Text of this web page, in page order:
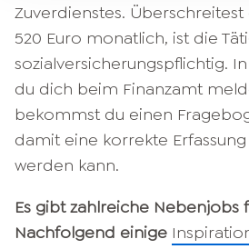
Zuverdienstes.
520 Euro monatlich, ist die
sozialversicherungspflichtig.
du dich beim Finanzamt
bekommst du einen
damit eine korrekte
werden kann.
Es gibt zahlreiche Nebenjobs
Nachfolgend einige